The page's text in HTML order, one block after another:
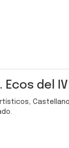
Ecos del